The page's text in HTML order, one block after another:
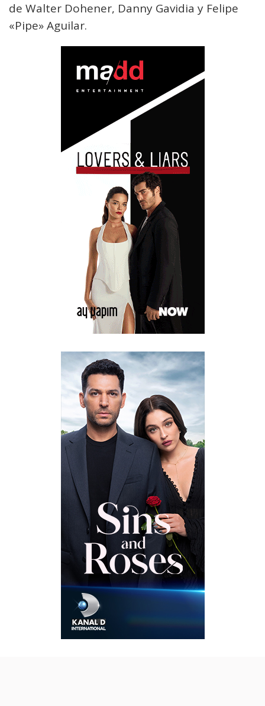
de Walter Dohener, Danny Gavidia y Felipe
«Pipe» Aguilar.